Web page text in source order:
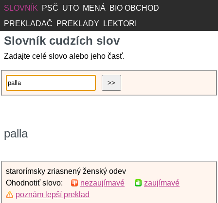
SLOVNÍK PSČ UTO MENÁ
BIO OBCHOD
PREKLADAČ
PREKLADY LEKTORI
Slovník cudzích slov
Zadajte celé slovo alebo jeho časť.
palla
starorímsky zriasnený ženský odev
Ohodnotiť slovo:
nezaujímavé
zaujímavé
poznám lepší preklad